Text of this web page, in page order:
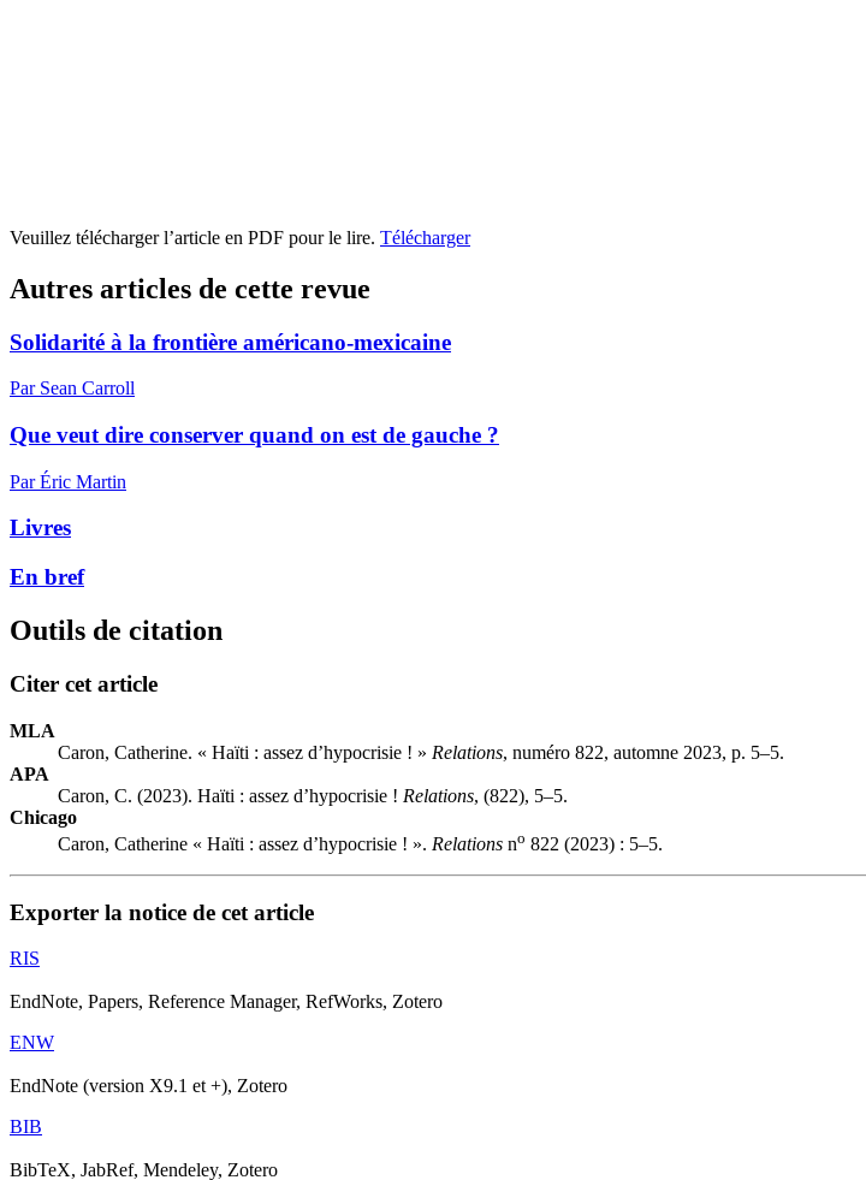
Veuillez télécharger l’article en PDF pour le lire. Télécharger
Autres articles de cette revue
Solidarité à la frontière américano-mexicaine
Par Sean Carroll
Que veut dire conserver quand on est de gauche ?
Par Éric Martin
Livres
En bref
Outils de citation
Citer cet article
MLA
Caron, Catherine. « Haïti : assez d’hypocrisie ! » Relations, numéro 822, automne 2023, p. 5–5.
APA
Caron, C. (2023). Haïti : assez d’hypocrisie ! Relations, (822), 5–5.
Chicago
Caron, Catherine « Haïti : assez d’hypocrisie ! ». Relations no 822 (2023) : 5–5.
Exporter la notice de cet article
RIS
EndNote, Papers, Reference Manager, RefWorks, Zotero
ENW
EndNote (version X9.1 et +), Zotero
BIB
BibTeX, JabRef, Mendeley, Zotero